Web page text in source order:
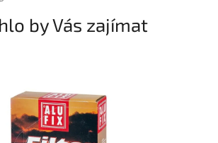
by Vás zajímat